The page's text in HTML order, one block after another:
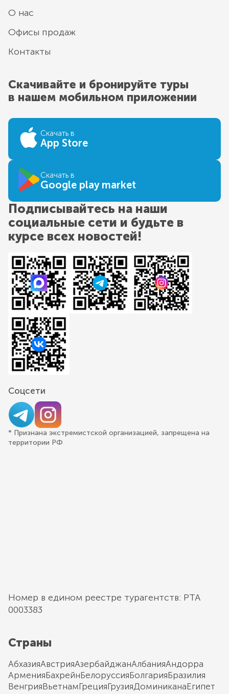
О нас
Офисы продаж
Контакты
Скачивайте и бронируйте туры
в нашем мобильном приложении
Скачать в
App Store
Скачать в
Google play market
Подписывайтесь на наши
социальные сети и будьте в
курсе всех новостей!
Соцсети
* Признана экстремистской организацией, запрещена на
территории РФ
Номер в едином реестре турагентств: РТА
0003383
Страны
АбхазияАвстрияАзербайджанАлбанияАндорра
АрменияБахрейнБелоруссияБолгарияБразилия
ВенгрияВьетнамГрецияГрузияДоминиканаЕгипет